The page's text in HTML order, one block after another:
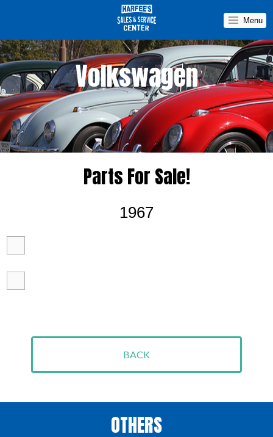
Menu
Car For Sale
Parts
Car For Sale
Parts
Volkswagen
Parts For Sale!
1967
BACK
OTHERS